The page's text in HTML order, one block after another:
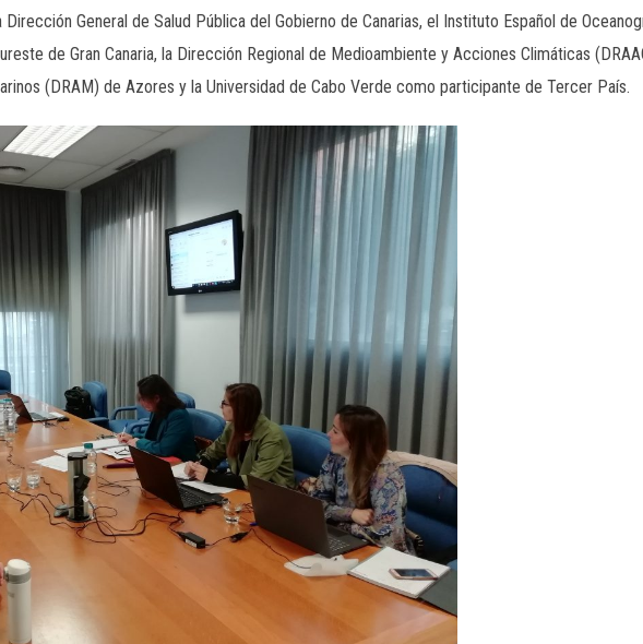
Dirección General de Salud Pública del Gobierno de Canarias, el Instituto Español de
de Gran Canaria, la Dirección Regional de Medioambiente y Acciones Climáticas
(DRAM) de Azores y la Universidad de Cabo Verde como participante de Tercer País.